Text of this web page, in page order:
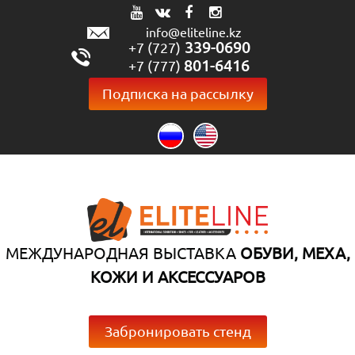
info@eliteline.kz
+7 (727) 339-0690
+7 (777) 801-6416
Подписка на рассылку
МЕЖДУНАРОДНАЯ ВЫСТАВКА ОБУВИ, МЕХА,
КОЖИ И АКСЕССУАРОВ
Забронировать стенд